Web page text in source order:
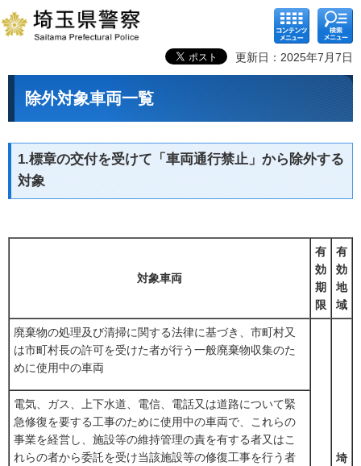
コンテ
ンツメ
ニュー
検索メ
ニュー
更新日：2025年7月7日
除外対象車両一覧
1.標章の交付を受けて「車両通行禁止」から除外する
対象
対象車両
有
効
期
限
有
効
地
域
廃棄物の処理及び清掃に関する法律に基づき、市町村又
は市町村長の許可を受けた者が行う一般廃棄物収集のた
めに使用中の車両
埼
電気、ガス、上下水道、電信、電話又は道路について緊
急修復を要する工事のために使用中の車両で、これらの
事業を経営し、施設等の維持管理の責を有する者又はこ
れらの者から委託を受け当該施設等の修復工事を行う者